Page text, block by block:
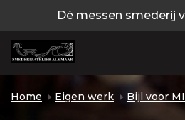
Dé messen smederij
Home Eigen werk Bijl voor